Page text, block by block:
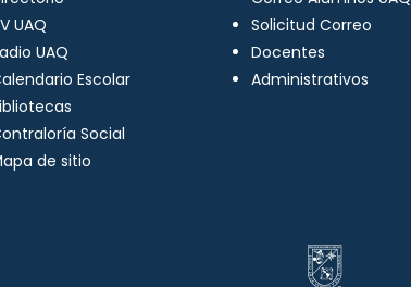
UAQ
UAQ
Escolar
Social
de sitio
Solicitud Correo
Docentes
Administrativos